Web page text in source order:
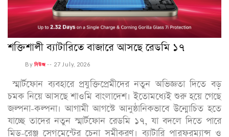
শক্তিশালী ব্যাটারিতে বাজারে আসছে রেডমি ১৭
Byনিউজ -- 27 July, 2026
স্মার্টফোন ব্যবহারে প্রযুক্তিপ্রেমীদের নতুন অভিজ্ঞতা দিতে বড়
চমক নিয়ে আসছে শাওমি বাংলাদেশ। ইতোমধ্যেই শুরু হয়ে গেছে
জল্পনা-কল্পনা। আগামী আগস্টে আনুষ্ঠানিকভাবে উন্মোচিত হতে
যাচ্ছে তাদের নতুন স্মার্টফোন রেডমি ১৭, যা বদলে দিতে পারে
মিড-রেঞ্জ সেগমেন্টের চেনা সমীকরণ। ব্যাটারি পারফরম্যান্স ও